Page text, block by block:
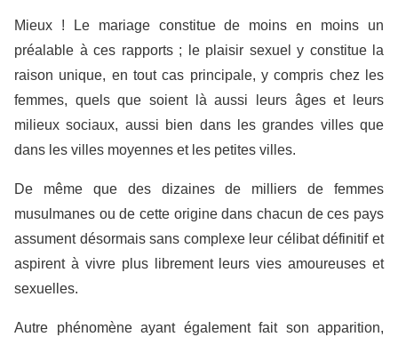
Mieux ! Le mariage constitue de moins en moins un
préalable à ces rapports ; le plaisir sexuel y constitue la
raison unique, en tout cas principale, y compris chez les
femmes, quels que soient là aussi leurs âges et leurs
milieux sociaux, aussi bien dans les grandes villes que
dans les villes moyennes et les petites villes.
De même que des dizaines de milliers de femmes
musulmanes ou de cette origine dans chacun de ces pays
assument désormais sans complexe leur célibat définitif et
aspirent à vivre plus librement leurs vies amoureuses et
sexuelles.
Autre phénomène ayant également fait son apparition,